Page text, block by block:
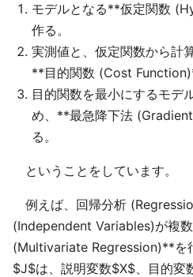
モデルとなる**仮定関数
作る。
実測値と、仮定関数から計
**目的関数 (Cost
目的関数を最小にするモデ
め、**最急降下法
る。
ということをしています。
例えば、回帰分析
(Independent Variables)が複
(Multivariate Regression)**を
$J$は、説明変数$X$、目的変